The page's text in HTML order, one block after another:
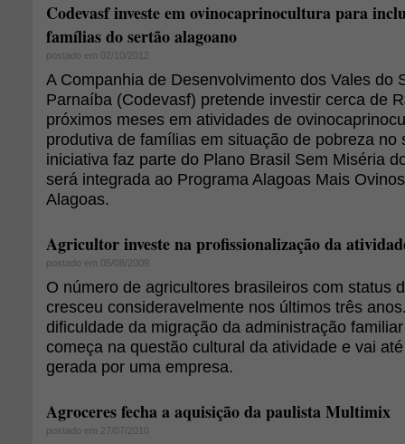
Codevasf investe em ovinocaprinocultura para
famílias do sertão alagoano
postado em 02/10/2012
A Companhia de Desenvolvimento dos Vales do
Parnaíba (Codevasf) pretende investir cerca de
próximos meses em atividades de
produtiva de famílias em situação de pobreza no
iniciativa faz parte do Plano Brasil Sem Miséria
será integrada ao Programa Alagoas Mais
Alagoas.
Agricultor investe na profissionalização da
postado em 05/08/2009
O número de agricultores brasileiros com status
cresceu consideravelmente nos últimos três
dificuldade da migração da administração
começa na questão cultural da atividade e vai
gerada por uma empresa.
Agroceres fecha a aquisição da paulista Multimix
postado em 27/07/2010